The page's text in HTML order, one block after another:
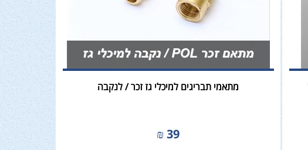
מתאמי תבריגים למיכלי גז זכר / לנקבה
39
₪